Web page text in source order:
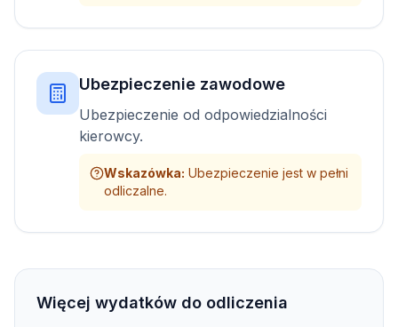
Ubezpieczenie zawodowe
Ubezpieczenie od odpowiedzialności
kierowcy.
Wskazówka: Ubezpieczenie jest w pełni
odliczalne.
Więcej wydatków do odliczenia